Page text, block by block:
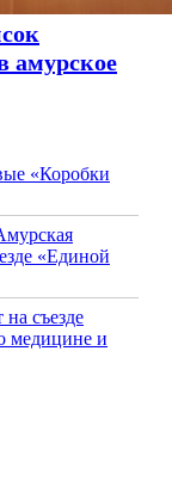
амурское
«Коробки
«Единой
съезде
медицине и